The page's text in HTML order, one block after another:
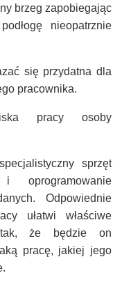
brzeg zapobiegając
nieopatrznie
się przydatna dla
pracownika.
pracy osoby
sprzęt
Odpowiednie
ułatwi właściwe
tak, że będzie on
pracę, jakiej jego